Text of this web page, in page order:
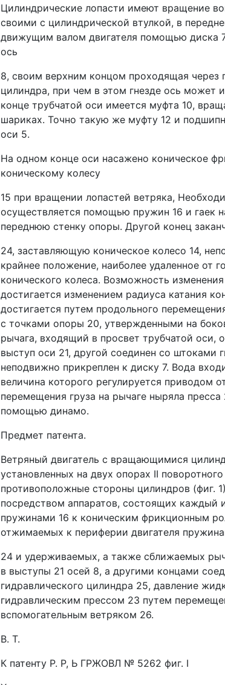
Цилиндрические лопасти имеют вращение
своими с цилиндрической втулкой, в
движущим валом двигателя помощью диска
ось
8, своим верхним концом проходящая через
цилиндра, при чем в этом гнезде ось может
конце трубчатой оси имеется муфта 10,
шариках. Точно такую же муфту 12 и
оси 5.
На одном конце оси насажено коническое
коническому колесу
15 при вращении лопастей ветряка,
осуществляется помощью пружин 16 и гаек
переднюю стенку опоры. Другой конец
24, заставляющую коническое колесо 14,
крайнее положение, наиболее удаленное от
конического колеса. Возможность
достигается изменением радиуса катания
достигается путем продольного
с точками опоры 20, утвержденными на
рычага, входящий в просвет трубчатой
выступ оси 21, другой соединен со штоками
неподвижно прикреплен к диску 7. Вода
величина которого регулируется приводом
перемещения груза на рычаге ныряла
помощью динамо.
Предмет патента.
Ветряный двигатель с вращающимися
установленных на двух опорах II
противоположные стороны цилиндров (фиг.
посредством аппаратов, состоящих каждый
пружинами 16 к коническим фрикционным
отжимаемых к периферии двигателя
24 и удерживаемых, а также сближаемых
в выступы 21 осей 8, а другими концами
гидравлического цилиндра 25, давление
гидравлическим прессом 23 путем
вспомогательным ветряком 26.
В. Т.
К патенту P. P, Ь ГРЖОВЛ № 5262 фиг. I